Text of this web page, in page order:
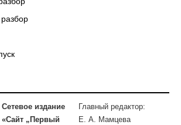
Сетевое издание
«Сайт „Первый
Главный редактор:
Е. А. Мамцева